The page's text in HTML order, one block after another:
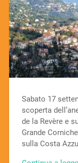
Sabato 17
scoperta
de la Revère e
Grande
sulla Costa